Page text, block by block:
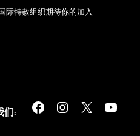
际特赦组织期待你的加入
们: Facebook Instagram X YouTube